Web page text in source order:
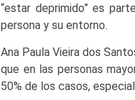
“estar deprimido” es
persona y su entorno.
Ana Paula Vieira dos
que en las personas
50% de los casos,